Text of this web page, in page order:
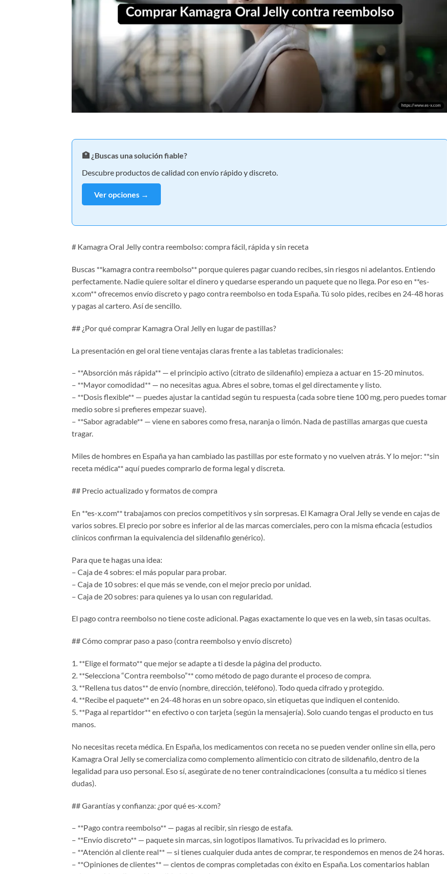
🏥 ¿Buscas una solución fiable?
Descubre productos de calidad con envío rápido y discreto.
Ver opciones →
# Kamagra Oral Jelly contra reembolso: compra fácil, rápida y sin receta
Buscas **kamagra contra reembolso** porque quieres pagar cuando recibes, sin riesgos ni adelantos. Entiendo
perfectamente. Nadie quiere soltar el dinero y quedarse esperando un paquete que no llega. Por eso en **es-
x.com** ofrecemos envío discreto y pago contra reembolso en toda España. Tú solo pides, recibes en 24-48 horas
y pagas al cartero. Así de sencillo.
## ¿Por qué comprar Kamagra Oral Jelly en lugar de pastillas?
La presentación en gel oral tiene ventajas claras frente a las tabletas tradicionales:
– **Absorción más rápida** — el principio activo (citrato de sildenafilo) empieza a actuar en 15-20 minutos.
– **Mayor comodidad** — no necesitas agua. Abres el sobre, tomas el gel directamente y listo.
– **Dosis flexible** — puedes ajustar la cantidad según tu respuesta (cada sobre tiene 100 mg, pero puedes tomar
medio sobre si prefieres empezar suave).
– **Sabor agradable** — viene en sabores como fresa, naranja o limón. Nada de pastillas amargas que cuesta
tragar.
Miles de hombres en España ya han cambiado las pastillas por este formato y no vuelven atrás. Y lo mejor: **sin
receta médica** aquí puedes comprarlo de forma legal y discreta.
## Precio actualizado y formatos de compra
En **es-x.com** trabajamos con precios competitivos y sin sorpresas. El Kamagra Oral Jelly se vende en cajas de
varios sobres. El precio por sobre es inferior al de las marcas comerciales, pero con la misma eficacia (estudios
clínicos confirman la equivalencia del sildenafilo genérico).
Para que te hagas una idea:
– Caja de 4 sobres: el más popular para probar.
– Caja de 10 sobres: el que más se vende, con el mejor precio por unidad.
– Caja de 20 sobres: para quienes ya lo usan con regularidad.
El pago contra reembolso no tiene coste adicional. Pagas exactamente lo que ves en la web, sin tasas ocultas.
## Cómo comprar paso a paso (contra reembolso y envío discreto)
1. **Elige el formato** que mejor se adapte a ti desde la página del producto.
2. **Selecciona “Contra reembolso”** como método de pago durante el proceso de compra.
3. **Rellena tus datos** de envío (nombre, dirección, teléfono). Todo queda cifrado y protegido.
4. **Recibe el paquete** en 24-48 horas en un sobre opaco, sin etiquetas que indiquen el contenido.
5. **Paga al repartidor** en efectivo o con tarjeta (según la mensajería). Solo cuando tengas el producto en tus
manos.
No necesitas receta médica. En España, los medicamentos con receta no se pueden vender online sin ella, pero
Kamagra Oral Jelly se comercializa como complemento alimenticio con citrato de sildenafilo, dentro de la
legalidad para uso personal. Eso sí, asegúrate de no tener contraindicaciones (consulta a tu médico si tienes
dudas).
## Garantías y confianza: ¿por qué es-x.com?
– **Pago contra reembolso** — pagas al recibir, sin riesgo de estafa.
– **Envío discreto** — paquete sin marcas, sin logotipos llamativos. Tu privacidad es lo primero.
– **Atención al cliente real** — si tienes cualquier duda antes de comprar, te respondemos en menos de 24 horas.
– **Opiniones de clientes** — cientos de compras completadas con éxito en España. Los comentarios hablan